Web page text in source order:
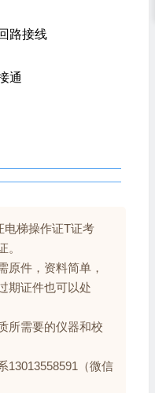
接线
通
电梯操作证T证考
原件，资料简单，
期证件也可以处
所需要的仪器和校
13013558591（微信